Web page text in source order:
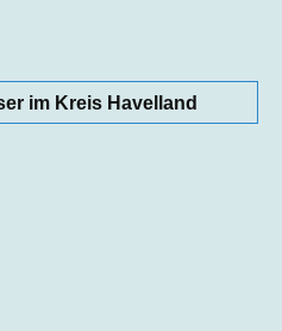
im Kreis Havelland